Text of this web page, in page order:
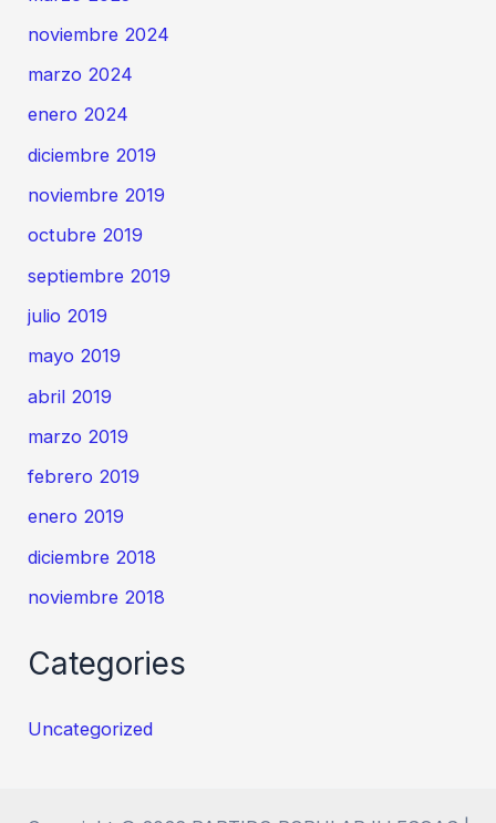
noviembre 2024
marzo 2024
enero 2024
diciembre 2019
noviembre 2019
octubre 2019
septiembre 2019
julio 2019
mayo 2019
abril 2019
marzo 2019
febrero 2019
enero 2019
diciembre 2018
noviembre 2018
Categories
Uncategorized